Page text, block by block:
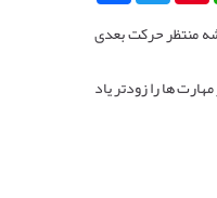
همیشه منتظر حرکت بعدی
ها را زودتر یاد